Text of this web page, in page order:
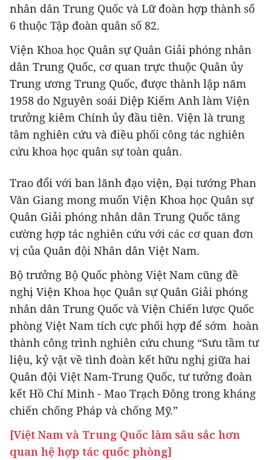
nhân dân Trung Quốc và Lữ đoàn hợp thành số
6 thuộc Tập đoàn quân số 82.
Viện Khoa học Quân sự Quân Giải phóng nhân
dân Trung Quốc, cơ quan trực thuộc Quân ủy
Trung ương Trung Quốc, được thành lập năm
1958 do Nguyên soái Diệp Kiếm Anh làm Viện
trưởng kiêm Chính ủy đầu tiên. Viện là trung
tâm nghiên cứu và điều phối công tác nghiên
cứu khoa học quân sự toàn quân.
Trao đổi với ban lãnh đạo viện, Đại tướng Phan
Văn Giang mong muốn Viện Khoa học Quân sự
Quân Giải phóng nhân dân Trung Quốc tăng
cường hợp tác nghiên cứu với các cơ quan đơn
vị của Quân đội Nhân dân Việt Nam.
Bộ trưởng Bộ Quốc phòng Việt Nam cũng đề
nghị Viện Khoa học Quân sự Quân Giải phóng
nhân dân Trung Quốc và Viện Chiến lược Quốc
phòng Việt Nam tích cực phối hợp để sớm hoàn
thành công trình nghiên cứu chung “Sưu tầm tư
liệu, kỷ vật về tình đoàn kết hữu nghị giữa hai
Quân đội Việt Nam-Trung Quốc, tư tưởng đoàn
kết Hồ Chí Minh - Mao Trạch Đông trong kháng
chiến chống Pháp và chống Mỹ.”
[Việt Nam và Trung Quốc làm sâu sắc hơn
quan hệ hợp tác quốc phòng]